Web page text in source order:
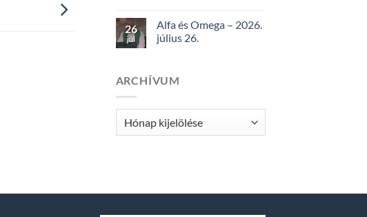
26
júl
Alfa és Omega – 2026.
július 26.
ARCHÍVUM
Archívum